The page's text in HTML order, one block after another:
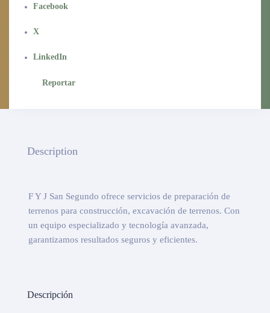
Facebook
X
LinkedIn
Reportar
Description
F Y J San Segundo ofrece servicios de preparación de
terrenos para construcción, excavación de terrenos. Con
un equipo especializado y tecnología avanzada,
garantizamos resultados seguros y eficientes.
Descripción